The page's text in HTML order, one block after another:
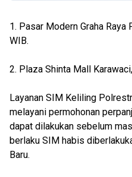
1. Pasar Modern Graha
WIB.
2. Plaza Shinta Mall
Layanan SIM Keliling
melayani permohonan
dapat dilakukan sebelum
berlaku SIM habis
Baru.